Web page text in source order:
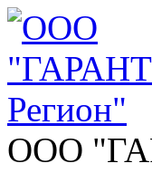
ООО